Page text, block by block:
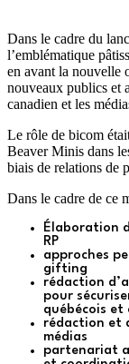
Dans le cadre du
l’emblématique
en avant la nouvelle
nouveaux publics et
canadien et les
Le rôle de bicom
Beaver Minis dans
biais de relations de
Dans le cadre de ce
Élaboration
RP
approches
gifting
rédaction
pour
québécois et
rédaction et
médias
partenariat